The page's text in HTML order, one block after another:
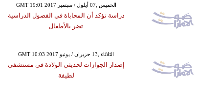
GMT 19:01 2017 الخميس ,07 أيلول / سبتمبر
دراسة تؤكد أن المحاباة في الفصول الدراسية
تضر بالأطفال
GMT 10:03 2017 الثلاثاء ,13 حزيران / يونيو
إصدار الجوازات لحديثي الولادة في مستشفى
لطيفة